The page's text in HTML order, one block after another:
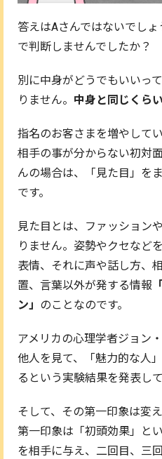
答えはAさんではないでしょ
で判断しませんでしたか？
別に中身がどうでもいいっ
りません。 中身と同じくら
指名のお客さまを増やして
相手の事が分からない初対
んの場合は、「見た目」を
です。
見た目とは、ファッション
りません。姿勢やクセなど
表情、それに声や話し方、
置、言葉以外が発する情報
ン」 のことなのです。
アメリカの心理学者ジョン
他人を見て、「魅力的な人
るという実験結果を発表して
そして、その第一印象は変
第一印象は「初頭効果」と
を相手に与え、二回目、三